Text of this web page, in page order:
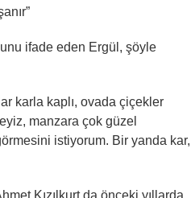
ifade eden Ergül, şöyle
karla kaplı, ovada çiçekler
manzara çok güzel
istiyorum. Bir yanda kar,